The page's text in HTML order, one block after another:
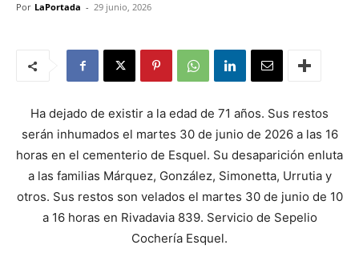
Por LaPortada - 29 junio, 2026
Ha dejado de existir a la edad de 71 años. Sus restos
serán inhumados el martes 30 de junio de 2026 a las 16
horas en el cementerio de Esquel. Su desaparición enluta
a las familias Márquez, González, Simonetta, Urrutia y
otros. Sus restos son velados el martes 30 de junio de 10
a 16 horas en Rivadavia 839. Servicio de Sepelio
Cochería Esquel.